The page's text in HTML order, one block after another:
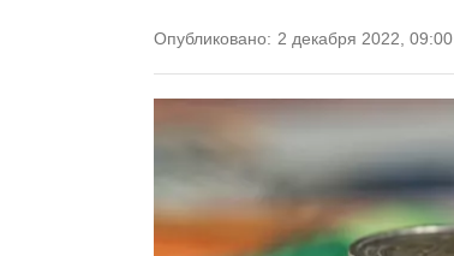
Опубликовано: 2 декабря 2022, 09:00